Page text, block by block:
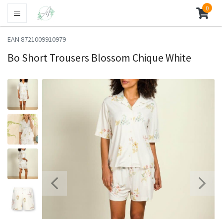
0
EAN 8721009910979
Bo Short Trousers Blossom Chique White